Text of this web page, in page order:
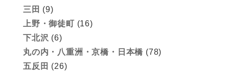
三田 (9)
上野・御徒町 (16)
下北沢 (6)
丸の内・八重洲・京橋・日本橋 (78)
五反田 (26)